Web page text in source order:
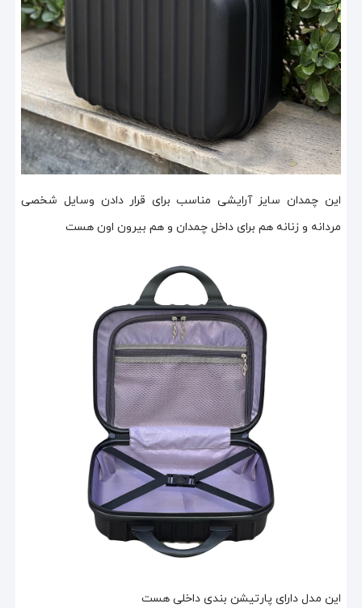
این چمدان سایز آرایشی مناسب برای قرار دادن وسایل شخصی
مردانه و زنانه هم برای داخل چمدان و هم بیرون اون هست
این مدل دارای پارتیشن بندی داخلی هست